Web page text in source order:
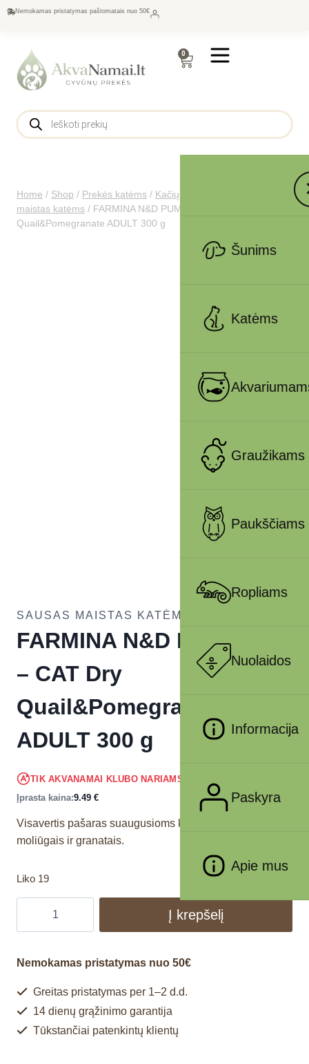
Nemokamas pristatymas paštomatais nuo 50€
0
Šunims
Katėms
Graužikams
Paukščiams
Ropliams
Nuolaidos
Informacija
Paskyra
Apie mus
Home / Shop / Prekės katėms / Kačių maistas
maistas katėms / FARMINA N&D PUMPKIN – CAT Dry
Quail&Pomegranate ADULT 300 g
SAUSAS MAISTAS KATĖMS
FARMINA N&D PUMPKIN
– CAT Dry
Quail&Pomegranate
ADULT 300 g
TIK AKVANAMAI KLUBO NARIAMS 9.02
Įprasta kaina:9.49 €
Visavertis pašaras suaugusioms katėms su putpelėmis,
moliūgais ir granatais.
Liko 19
Į krepšelį
Nemokamas pristatymas nuo 50€
Greitas pristatymas per 1–2 d.d.
14 dienų grąžinimo garantija
Tūkstančiai patenkintų klientų